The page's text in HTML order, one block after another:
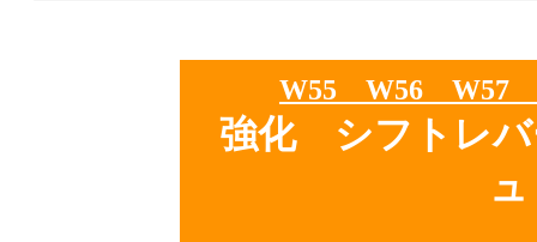
W55 W56 W57
強化 シフトレバ